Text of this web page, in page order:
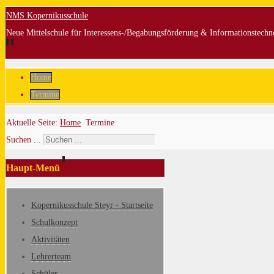
NMS Kopernikusschule
Neue Mittelschule für Interessens-/Begabungsförderung &
Home
Termine
Aktuelle Seite: Home Termine
Suchen ...
Haupt-Menü
Kopernikusschule Steyr - Startseite
Schulkonzept
Aktivitäten
Lehrerteam